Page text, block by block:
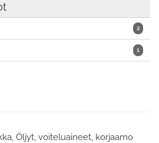
2
1
Öljyt, voiteluaineet, korjaamo